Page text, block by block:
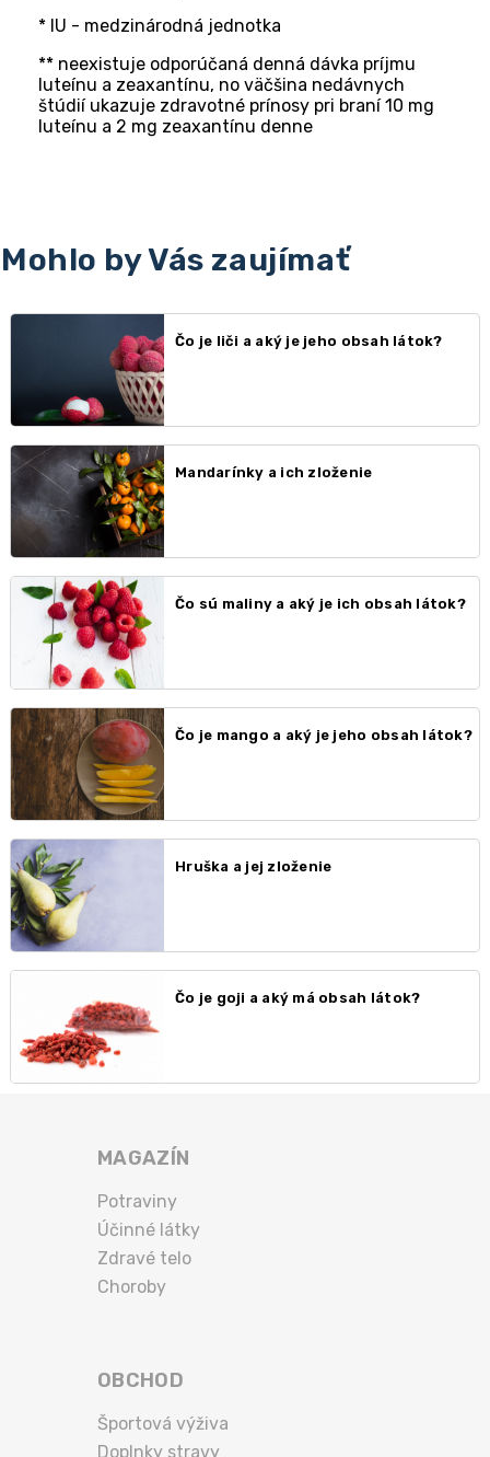
* IU - medzinárodná jednotka
** neexistuje odporúčaná denná dávka príjmu
luteínu a zeaxantínu, no väčšina nedávnych
štúdií ukazuje zdravotné prínosy pri braní 10 mg
luteínu a 2 mg zeaxantínu denne
Mohlo by Vás zaujímať
Čo je liči a aký je jeho obsah látok?
Mandarínky a ich zloženie
Čo sú maliny a aký je ich obsah látok?
Čo je mango a aký je jeho obsah látok?
Hruška a jej zloženie
Čo je goji a aký má obsah látok?
MAGAZÍN
Potraviny
Účinné látky
Zdravé telo
Choroby
OBCHOD
Športová výživa
Doplnky stravy